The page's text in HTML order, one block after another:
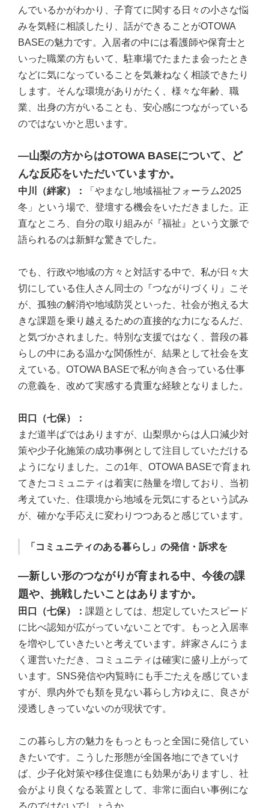
んでいるかがわかり、子育てに関する日々の小さな悩
みを気軽に相談したり、話ができることがOTOWA
BASEの魅力です。入居者の中には看護師や保育士と
いった職業の方もいて、駐車場でたまたま会ったとき
などに気になっていることを気兼ねなく相談できたり
します。そんな環境がありがたく、様々な年齢、職
業、出身の方がいることも、安心感につながっている
のではないかと思います。
―山梨の方からはOTOWA BASEについて、ど
んな反応をいただいていますか。
中川（絆家）：
「やまなし地域福祉フォーラム2025
冬」という場で、登壇する機会をいただきました。正
直なところ、自分の取り組みが『福祉』という文脈で
語られるのは新鮮な驚きでした。
でも、行政や地域の方々と対話する中で、私が日々大
切にしている住人さん同士の『つながりづくり』こそ
が、孤独の解消や地域防災といった、社会が抱える大
きな課題を乗り越えるための直接的な力になるんだ、
と気づかされました。特別な支援ではなく、普段の暮
らしの中にある温かな関係性が、結果として社会を支
えている。OTOWA BASEで私が向き合っている仕事
の意義を、改めて実感する貴重な経験となりました。
田口（七保）：
まだ道半ばではありますが、山梨県からは人口減少対
策や少子化施策の成功事例として注目していただける
ようになりました。この1年、OTOWA BASEで育まれ
てきたコミュニティは着実に熱量を増しており、当初
考えていた、住環境から地域を元気にするという試み
が、確かな手応えに変わりつつあると感じています。
「コミュニティのある暮らし」の発信・訴求を
―新しい形のつながりが育まれる中、今後の課
題や、挑戦したいことはありますか。
田口（七保）： 課題としては、想定していたスピード
に比べ認知が広がっていないことです。もっと入居率
を増やしていきたいと考えています。絆家さんにうま
く運営いただき、コミュニティは確実に盛り上がって
います。SNS発信や内覧時にも手ごたえを感じていま
すが、県内外でも類を見ない暮らし方ゆえに、良さが
浸透しきっていないのが現状です。
この暮らし方の魅力をもっともっと全国に発信してい
きたいです。こうした形態が全国各地にできていけ
ば、少子化対策や移住促進にも効果がありますし、社
会がより良くなる装置として、非常に面白い事例にな